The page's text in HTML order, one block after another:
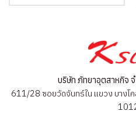
฿580.00.฿180.00.
บริษัท ภัทยาอุตสาหกิจ
611/28 ซอยวัดจันทร์ใน แขวง บางโ